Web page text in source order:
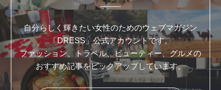
自分らしく輝きたい女性のためのウェブマガジン
「DRESS」公式アカウントです。
ファッション、トラベル、ビューティー、グルメの
おすすめ記事をピックアップしています。